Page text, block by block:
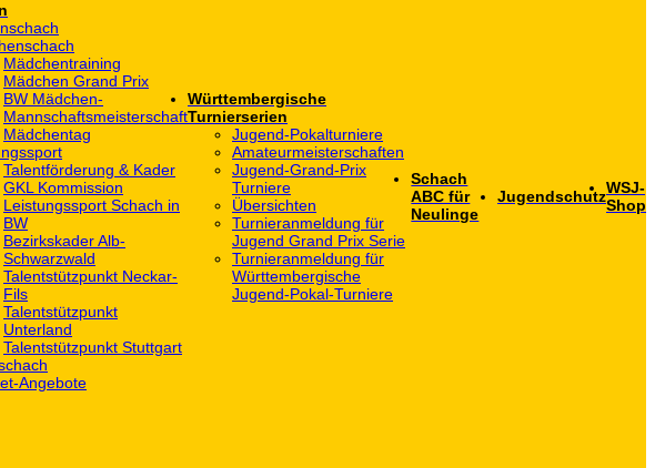
Mädchentraining
Mädchen Grand Prix
BW Mädchen-
Mannschaftsmeisterschaft
Mädchentag
Talentförderung & Kader
GKL Kommission
Leistungssport Schach in
BW
Bezirkskader Alb-
Schwarzwald
Talentstützpunkt Neckar-
Fils
Talentstützpunkt
Unterland
Talentstützpunkt Stuttgart
Angebote
Württembergische
Turnierserien
Jugend-Pokalturniere
Amateurmeisterschaften
Jugend-Grand-Prix
Turniere
Übersichten
Turnieranmeldung für
Jugend Grand Prix Serie
Turnieranmeldung für
Württembergische
Jugend-Pokal-Turniere
Schach
ABC für
Neulinge
JugendschutzWSJ-
Shop